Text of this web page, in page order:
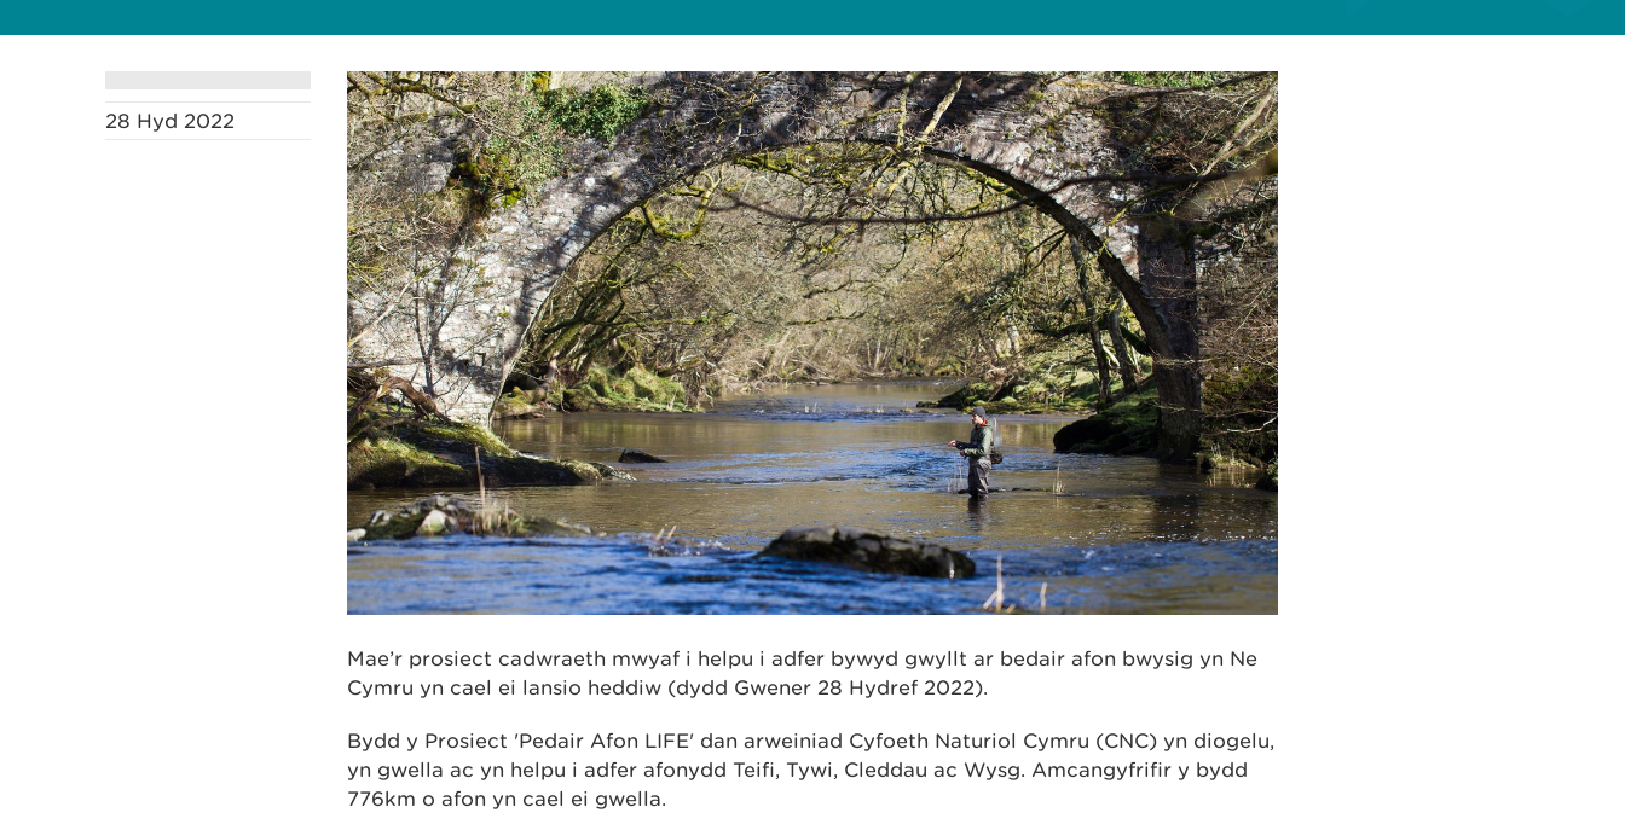
28 Hyd 2022
Mae’r prosiect cadwraeth mwyaf i helpu i adfer bywyd gwyllt ar bedair afon bwysig yn Ne
Cymru yn cael ei lansio heddiw (dydd Gwener 28 Hydref 2022).
Bydd y Prosiect 'Pedair Afon LIFE' dan arweiniad Cyfoeth Naturiol Cymru (CNC) yn diogelu,
yn gwella ac yn helpu i adfer afonydd Teifi, Tywi, Cleddau ac Wysg. Amcangyfrifir y bydd
776km o afon yn cael ei gwella.